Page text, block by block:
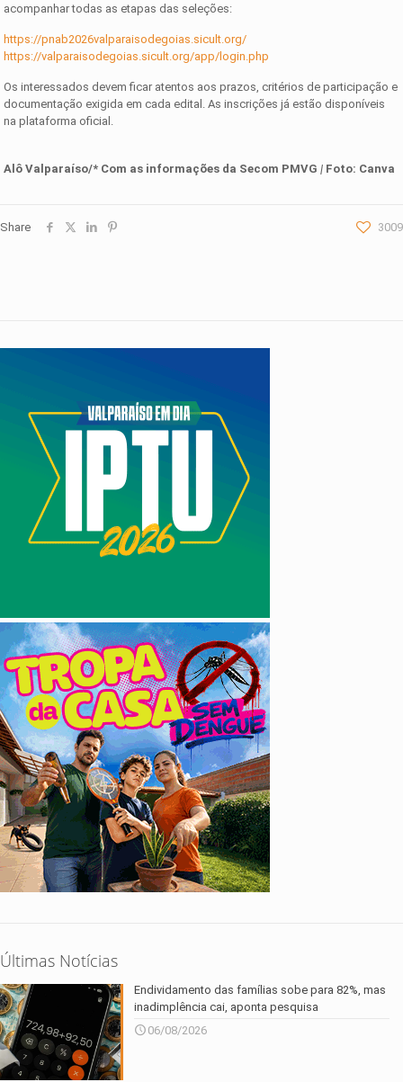
acompanhar todas as etapas das seleções:
https://pnab2026valparaisodegoias.sicult.org/
https://valparaisodegoias.sicult.org/app/login.php
Os interessados devem ficar atentos aos prazos, critérios de participação e
documentação exigida em cada edital. As inscrições já estão disponíveis
na plataforma oficial.
Alô Valparaíso/* Com as informações da Secom PMVG| Foto: Canva
Share 3009
Últimas Notícias
Endividamento das famílias sobe para 82%, mas
inadimplência cai, aponta pesquisa
06/08/2026